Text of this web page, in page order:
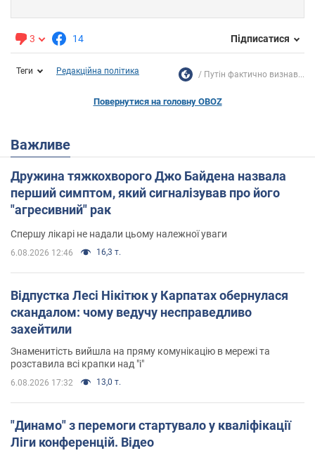
3 14 Підписатися
Теги Редакційна політика Путін фактично визнав...
Повернутися на головну OBOZ
Важливе
Дружина тяжкохворого Джо Байдена назвала
перший симптом, який сигналізував про його
"агресивний" рак
Спершу лікарі не надали цьому належної уваги
6.08.2026 12:46 16,3 т.
Відпустка Лесі Нікітюк у Карпатах обернулася
скандалом: чому ведучу несправедливо
захейтили
Знаменитість вийшла на пряму комунікацію в мережі та
розставила всі крапки над "і"
6.08.2026 17:32 13,0 т.
"Динамо" з перемоги стартувало у кваліфікації
Ліги конференцій. Відео